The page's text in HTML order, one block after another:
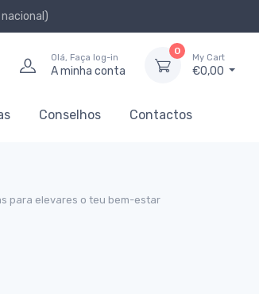
Olá, Faça log-in
A minha conta
0
My Cart
€0,00
Conselhos Contactos
para elevares o teu bem-estar